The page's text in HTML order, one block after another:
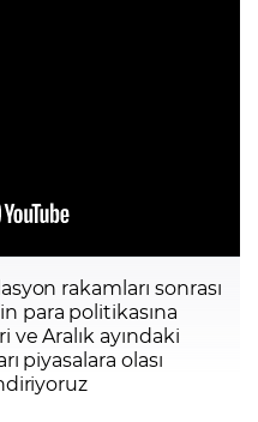
rakamları sonrası
para politikasına
Aralık ayındaki
piyasalara olası